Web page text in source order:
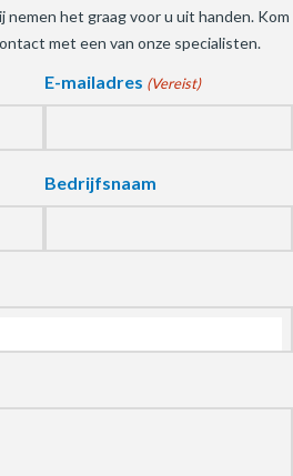
het graag voor u uit handen. Kom
met een van onze specialisten.
E-mailadres (Vereist)
Bedrijfsnaam